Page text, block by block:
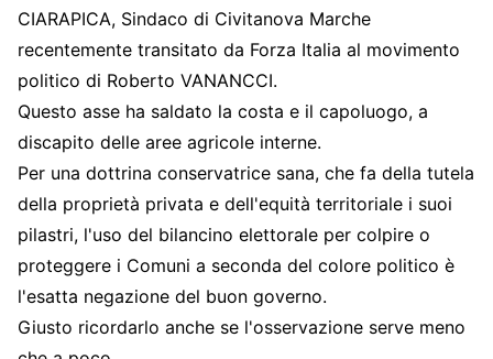
CIARAPICA, Sindaco di Civitanova Marche
recentemente transitato da Forza Italia al movimento
politico di Roberto VANANCCI.
Questo asse ha saldato la costa e il capoluogo, a
discapito delle aree agricole interne.
Per una dottrina conservatrice sana, che fa della tutela
della proprietà privata e dell'equità territoriale i suoi
pilastri, l'uso del bilancino elettorale per colpire o
proteggere i Comuni a seconda del colore politico è
l'esatta negazione del buon governo.
Giusto ricordarlo anche se l'osservazione serve meno